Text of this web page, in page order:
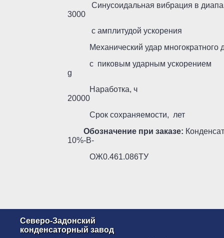
Синусоидальная вибрация в
3000
с амплитудой
Механический удар многократного
с пиковым ударным
g
20000
Срок
Обозначение при заказе:
10%-В-
ОЖ0.461.086ТУ
Северо-Задонский
конденсаторный завод